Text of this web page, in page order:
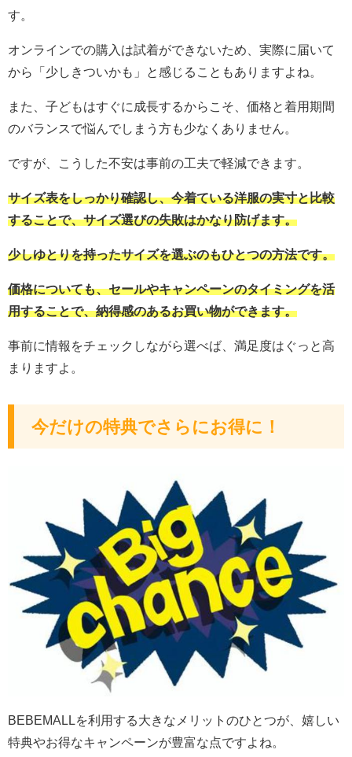
す。
オンラインでの購入は試着ができないため、実際に届いて
から「少しきついかも」と感じることもありますよね。
また、子どもはすぐに成長するからこそ、価格と着用期間
のバランスで悩んでしまう方も少なくありません。
ですが、こうした不安は事前の工夫で軽減できます。
サイズ表をしっかり確認し、今着ている洋服の実寸と比較
することで、サイズ選びの失敗はかなり防げます。
少しゆとりを持ったサイズを選ぶのもひとつの方法です。
価格についても、セールやキャンペーンのタイミングを活
用することで、納得感のあるお買い物ができます。
事前に情報をチェックしながら選べば、満足度はぐっと高
まりますよ。
今だけの特典でさらにお得に！
BEBEMALLを利用する大きなメリットのひとつが、嬉しい
特典やお得なキャンペーンが豊富な点ですよね。